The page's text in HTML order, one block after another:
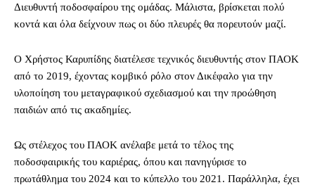
Διευθυντή ποδοσφαίρου της ομάδας. Μάλιστα, βρίσκεται πολύ
κοντά και όλα δείχνουν πως οι δύο πλευρές θα πορευτούν μαζί.
Ο Χρήστος Καρυπίδης διατέλεσε τεχνικός διευθυντής στον ΠΑΟΚ
από το 2019, έχοντας κομβικό ρόλο στον Δικέφαλο για την
υλοποίηση του μεταγραφικού σχεδιασμού και την προώθηση
παιδιών από τις ακαδημίες.
Ως στέλεχος του ΠΑΟΚ ανέλαβε μετά το τέλος της
ποδοσφαιρικής του καριέρας, όπου και πανηγύρισε το
πρωτάθλημα του 2024 και το κύπελλο του 2021. Παράλληλα, έχει